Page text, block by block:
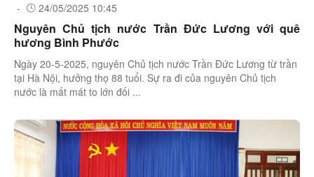
- 24/05/2025 10:45
Nguyên Chủ tịch nước Trần Đức Lương với quê
hương Bình Phước
Ngày 20-5-2025, nguyên Chủ tịch nước Trần Đức Lương từ trần
tại Hà Nội, hưởng thọ 88 tuổi. Sự ra đi của nguyên Chủ tịch
nước là mất mát to lớn đối ...